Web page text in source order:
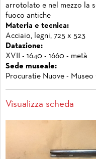
arrotolato e nel mezzo la
fuoco antiche
Materia e tecnica:
Acciaio, legni, 725 x 523
Datazione:
XVII - 1640 - 1660 - metà
Sede museale:
Procuratie Nuove -
Visualizza scheda